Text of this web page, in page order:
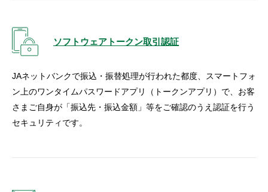
ソフトウェアトークン取引認証
JAネットバンクで振込・振替処理が行われた都度、スマートフォ
ン上のワンタイムパスワードアプリ（トークンアプリ）で、お客
さまご自身が「振込先・振込金額」等をご確認のうえ認証を行う
セキュリティです。